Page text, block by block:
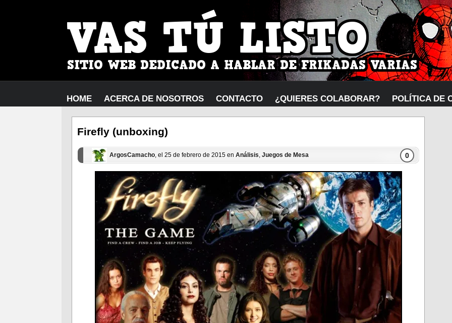
HOME ACERCA DE NOSOTROS CONTACTO ¿QUIERES COLABORAR? POLÍTICA DE
Firefly (unboxing)
ArgosCamacho, el 25 de febrero de 2015 en Análisis, Juegos de Mesa 0